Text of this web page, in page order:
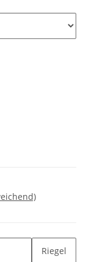
Riegel